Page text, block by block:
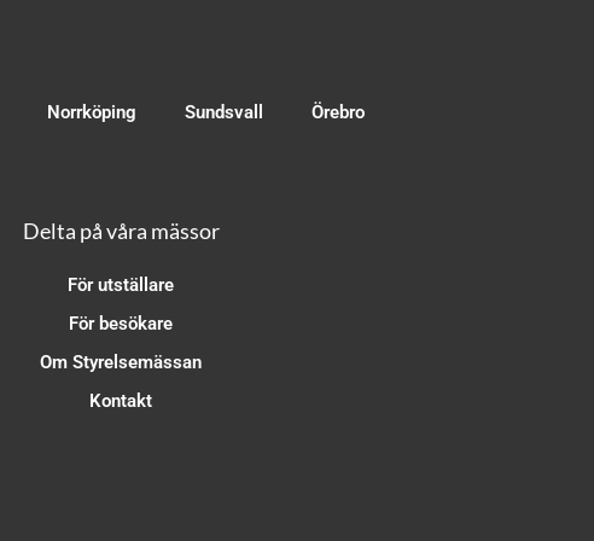
Norrköping Sundsvall Örebro
Delta på våra mässor
För utställare
För besökare
Om Styrelsemässan
Kontakt